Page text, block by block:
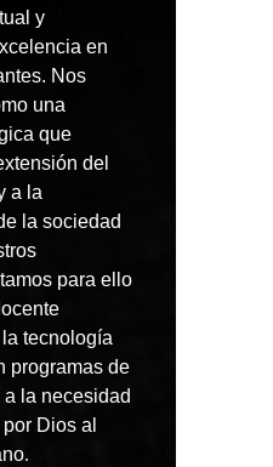
y
en
Nos
una
que
del
a la
la sociedad
para ello
tecnología
programas de
la necesidad
Dios al
.